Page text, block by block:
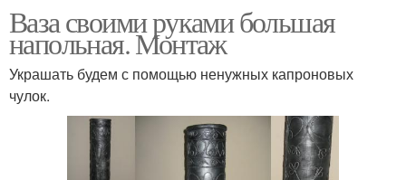
Ваза своими руками большая
напольная. Монтаж
Украшать будем с помощью ненужных капроновых
чулок.